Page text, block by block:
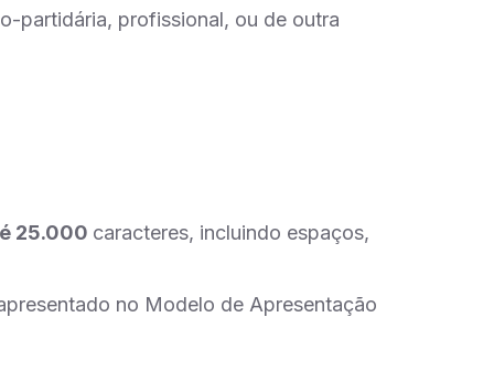
partidária, profissional, ou de outra
25.000 caracteres, incluindo espaços,
no Modelo de Apresentação